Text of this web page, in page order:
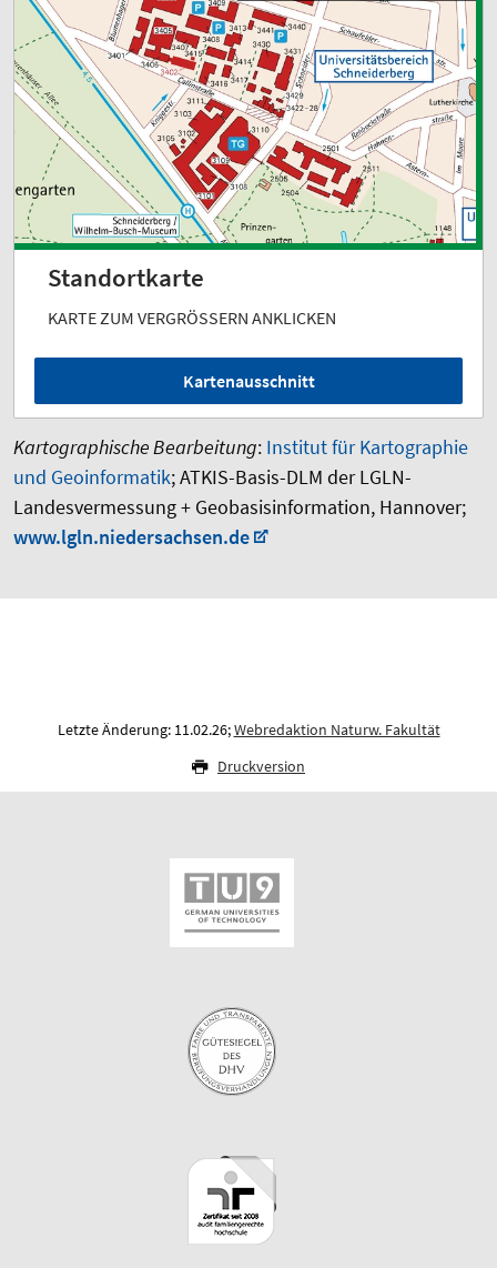
Standortkarte
KARTE ZUM VERGRÖSSERN ANKLICKEN
Kartenausschnitt
Kartographische Bearbeitung: Institut für Kartographie
und Geoinformatik; ATKIS-Basis-DLM der LGLN-
Landesvermessung + Geobasisinformation, Hannover;
www.lgln.niedersachsen.de
Letzte Änderung: 11.02.26;Webredaktion Naturw. Fakultät
Druckversion